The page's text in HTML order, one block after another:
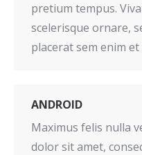
pretium tempus.
scelerisque ornare,
placerat sem enim
ANDROID
Maximus felis nulla
dolor sit amet,